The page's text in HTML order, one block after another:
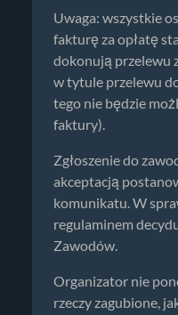
Uwaga: wszystkie
fakturę za opłatę
dokonują przelewu
w tytule przelewu
tego nie będzie
faktury).
Zgłoszenie do
akceptacją
komunikatu. W
regulaminem
Zawodów.
Organizator nie
rzeczy zagubione,